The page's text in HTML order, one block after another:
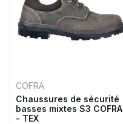
COFRA
Chaussures de sécurité
basses mixtes S3 COFRA
- TEX